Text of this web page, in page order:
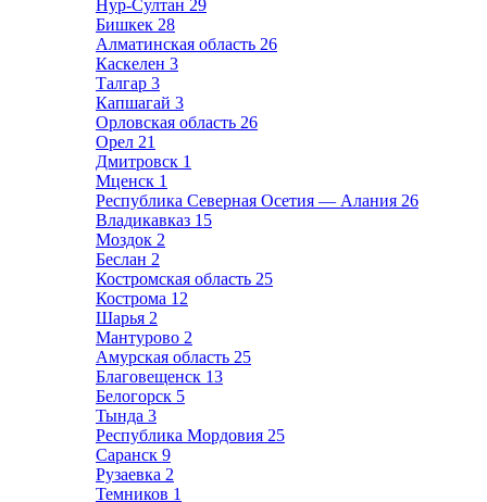
Нур-Султан 29
Бишкек 28
Алматинская область 26
Каскелен 3
Талгар 3
Капшагай 3
Орловская область 26
Орел 21
Дмитровск 1
Мценск 1
Республика Северная Осетия — Алания 26
Владикавказ 15
Моздок 2
Беслан 2
Костромская область 25
Кострома 12
Шарья 2
Мантурово 2
Амурская область 25
Благовещенск 13
Белогорск 5
Тында 3
Республика Мордовия 25
Саранск 9
Рузаевка 2
Темников 1